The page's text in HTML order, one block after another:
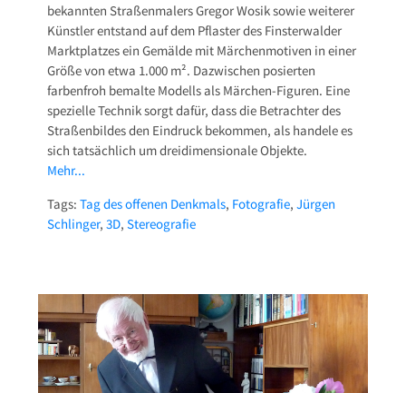
bekannten Straßenmalers Gregor Wosik sowie weiterer
Künstler entstand auf dem Pflaster des Finsterwalder
Marktplatzes ein Gemälde mit Märchenmotiven in einer
Größe von etwa 1.000 m². Dazwischen posierten
farbenfroh bemalte Modells als Märchen-Figuren. Eine
spezielle Technik sorgt dafür, dass die Betrachter des
Straßenbildes den Eindruck bekommen, als handele es
sich tatsächlich um dreidimensionale Objekte.
Mehr...
Tags:Tag des offenen Denkmals, Fotografie,Jürgen
Schlinger,3D,Stereografie